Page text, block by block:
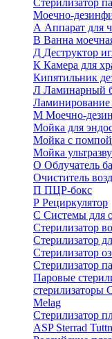
Стерилизатор
Моечно-
А Аппарат для
В Ванна
Д Деструктор
К Камера для
Кипятильник
Л Ламинарный
Ламинирование
М Моечно-
Мойка для
Мойка с помпой
Мойка
О Облучатель
Очиститель
П ПЦР-бокс
Р Рециркулятор
С Системы для
Стерилизатор
Стерилизатор
Стерилизатор
Стерилизатор
Паровые
стерилизаторы
Melag
Стерилизатор
ASP Sterrad